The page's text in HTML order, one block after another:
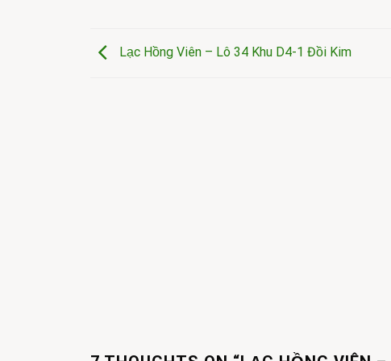
Lạc Hồng Viên – Lô 34 Khu D4-1 Đồi Kim